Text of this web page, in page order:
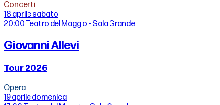
Concerti
18 aprilesabato
20:00 Teatro del Maggio - Sala Grande
Giovanni Allevi
Tour 2026
Opera
19 apriledomenica